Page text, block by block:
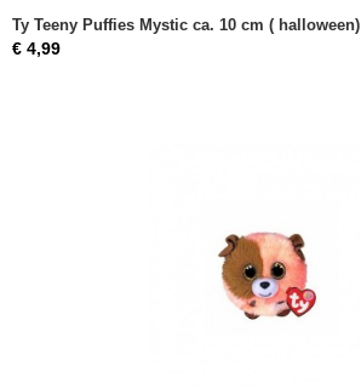
Ty Teeny Puffies Mystic ca. 10 cm ( halloween)
€ 4,99